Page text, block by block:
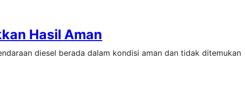
Hasil Aman
diesel berada dalam kondisi aman dan tidak ditemukan